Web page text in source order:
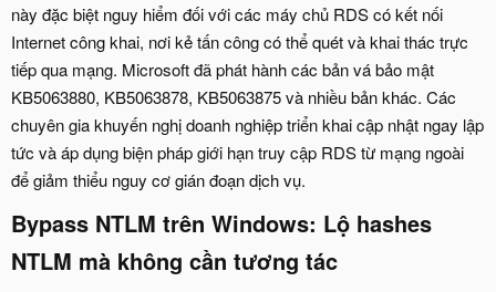
này đặc biệt nguy hiểm đối với các máy chủ RDS có kết nối
Internet công khai, nơi kẻ tấn công có thể quét và khai thác trực
tiếp qua mạng. Microsoft đã phát hành các bản vá bảo mật
KB5063880, KB5063878, KB5063875 và nhiều bản khác. Các
chuyên gia khuyến nghị doanh nghiệp triển khai cập nhật ngay lập
tức và áp dụng biện pháp giới hạn truy cập RDS từ mạng ngoài
để giảm thiểu nguy cơ gián đoạn dịch vụ.
Bypass NTLM trên Windows: Lộ hashes
NTLM mà không cần tương tác​